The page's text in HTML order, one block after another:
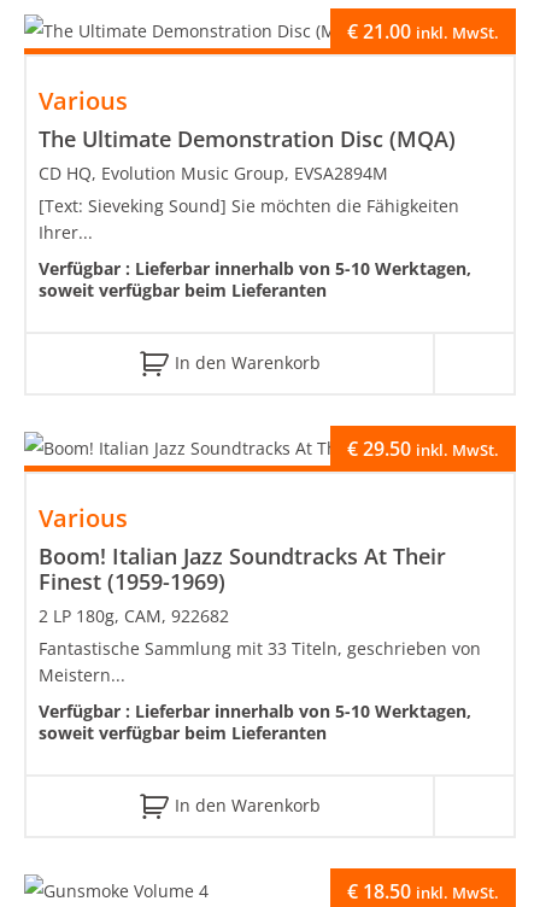
Various
The Ultimate Demonstration Disc (MQA)
€21.00 inkl. MwSt.
CD HQ, Evolution Music Group, EVSA2894M
[Text: Sieveking Sound] Sie möchten die Fähigkeiten
Ihrer...
Verfügbar : Lieferbar innerhalb von 5-10 Werktagen,
soweit verfügbar beim Lieferanten
In den Warenkorb
Various
Boom! Italian Jazz Soundtracks At Their
Finest (1959-1969)
€29.50 inkl. MwSt.
2 LP 180g, CAM, 922682
Fantastische Sammlung mit 33 Titeln, geschrieben von
Meistern...
Verfügbar : Lieferbar innerhalb von 5-10 Werktagen,
soweit verfügbar beim Lieferanten
In den Warenkorb
€ 18.50 inkl. MwSt.